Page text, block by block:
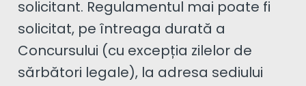
solicitant. Regulamentul mai poate fi
solicitat, pe întreaga durată a
Concursului (cu excepția zilelor de
sărbători legale), la adresa sediului